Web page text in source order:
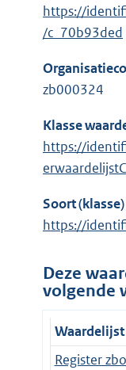
https://
/c_70b93ded
zb000324
Klasse
https://
Soort (klasse)
https://
Deze
volgende
Waardelijst
Register